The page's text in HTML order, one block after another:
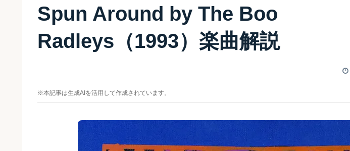
Spun Around by The Boo
Radleys（1993）楽曲解説
※本記事は生成AIを活用して作成されています。